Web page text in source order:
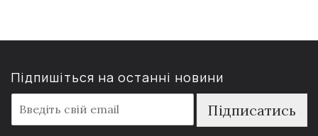
Підпишіться на останні новини
m
a
Підписатись